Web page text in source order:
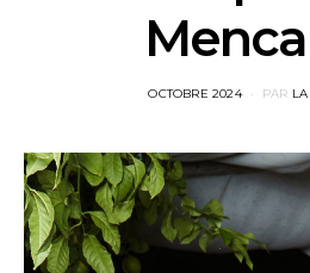
POSTED
OCTOBRE 2024 PAR